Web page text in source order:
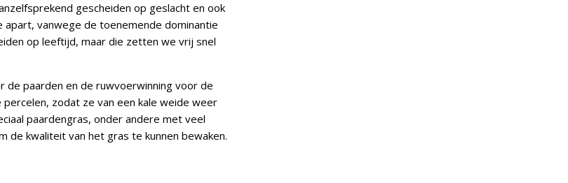
gescheiden op geslacht en ook
vanwege de toenemende dominantie
op leeftijd, maar die zetten we vrij snel
de paarden en de ruwvoerwinning voor de
zodat ze van een kale weide weer
paardengras, onder andere met veel
de kwaliteit van het gras te kunnen bewaken.